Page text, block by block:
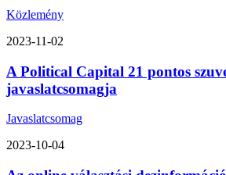
Közlemény
2023-11-02
A Political Capital 21 pontos
javaslatcsomagja
Javaslatcsomag
2023-10-04